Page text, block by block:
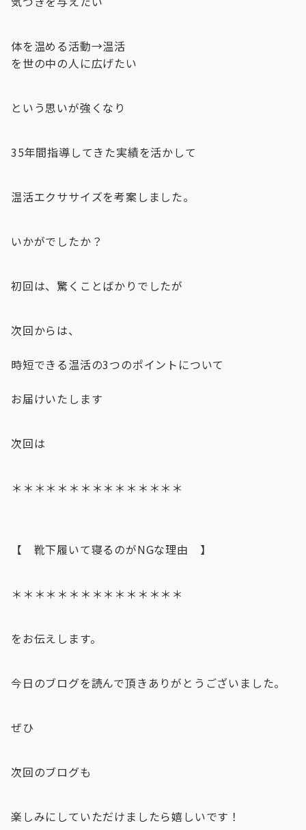
体を温める活動→温活
を世の中の人に広げたい
という思いが強くなり
35年間指導してきた実績を活かして
温活エクササイズを考案しました。
いかがでしたか？
初回は、驚くことばかりでしたが
次回からは、
時短できる温活の3つのポイントについて
お届けいたします
次回は
＊＊＊＊＊＊＊＊＊＊＊＊＊＊＊
【 靴下履いて寝るのがNGな理由 】
＊＊＊＊＊＊＊＊＊＊＊＊＊＊＊
をお伝えします。
今日のブログを読んで頂きありがとうございました。
ぜひ
次回のブログも
楽しみにしていただけましたら嬉しいです！